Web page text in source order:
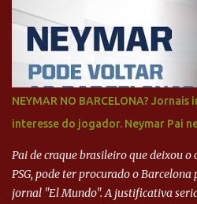
NEYMAR NO BARCELONA?
interesse do jogador. Neymar Pai
Pai de craque brasileiro que deixou
PSG, pode ter procurado o
jornal "El Mundo". A justificativa